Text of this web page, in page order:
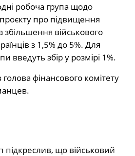
робоча група щодо
про підвищення
збільшення військового
з 1,5% до 5%. Для
введуть збір у розмірі 1%.
фінансового комітету
що військовий